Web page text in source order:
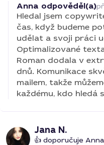
Anna odpověděl(a)
Hledal jsem
čas, když budeme
udělat a svoji práci
Optimalizované
Roman dodala v
dnů. Komunikace
mailem, takže
každému, kdo hledá
Jana N.
👍 doporučuje Anna